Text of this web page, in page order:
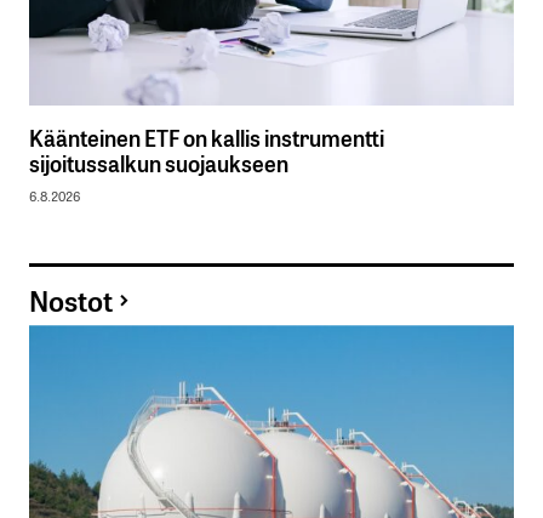
Käänteinen ETF on kallis instrumentti
sijoitussalkun suojaukseen
6.8.2026
Nostot